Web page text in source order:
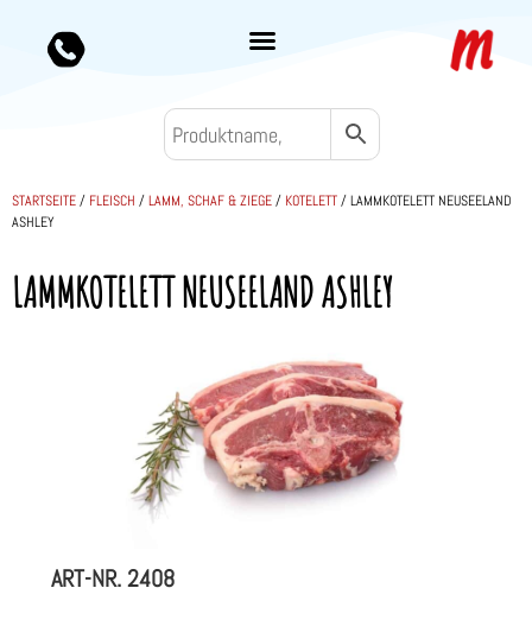
STARTSEITE/ FLEISCH /LAMM, SCHAF & ZIEGE/ KOTELETT/ LAMMKOTELETT NEUSEELAND
ASHLEY
LAMMKOTELETT NEUSEELAND ASHLEY
ART-NR.2408